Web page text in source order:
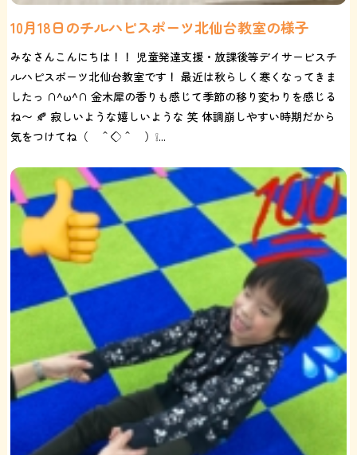
10月18日のチルハピスポーツ北仙台教室の様子
みなさんこんにちは！！ 児童発達支援・放課後等デイサービスチ
ルハピスポーツ北仙台教室です！ 最近は秋らしく寒くなってきま
したっ ∩^ω^∩ 金木犀の香りも感じて季節の移り変わりを感じる
ね〜 🍂 寂しいような嬉しいような 笑 体調崩しやすい時期だから
気をつけてね（ ＾◇＾ ）❕...